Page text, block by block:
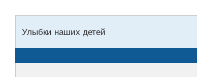
Улыбки наших детей